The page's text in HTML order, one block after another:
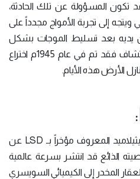
تكون المسؤولة عن تلك الحادثة،
إلى تجربة الأمواج مجدداً على
يديه بعد تسليط الموجات بشكل
مباشر نحوها، وبفضل هذا الاكتشاف فقد تم في عام 1945م اختراع
الأرض هذه الأيام.
تم اكتشاف حمض ليسرجيك الايثيلاميد المعروف مؤخراً بـ LSD عن
الذائع قد انتشر بسرعة عالمية
المخدر إلى الكيميائي السويسري